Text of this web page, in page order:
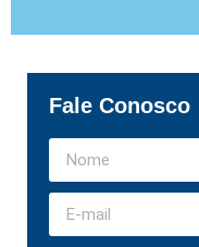
Fale Conosco